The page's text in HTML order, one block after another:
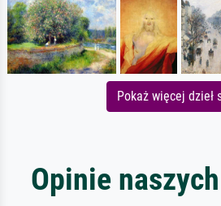
Pokaż więcej dzieł
Opinie